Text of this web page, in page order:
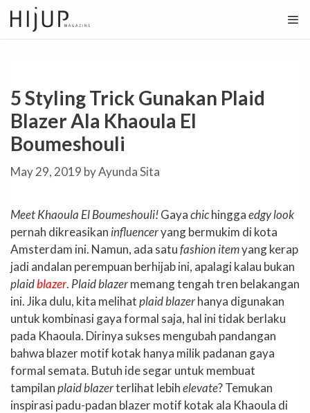
Skip
to
content
5 Styling Trick Gunakan Plaid
Blazer Ala Khaoula El
Boumeshouli
May 29, 2019 byAyunda Sita
Meet Khaoula El Boumeshouli!Gayachichinggaedgy look
pernah dikreasikan influenceryang bermukim di kota
Amsterdam ini. Namun, ada satufashion itemyang kerap
jadi andalan perempuan berhijab ini, apalagi kalau bukan
plaidblazer. Plaid blazermemang tengah tren belakangan
ini. Jika dulu, kita melihatplaid blazerhanya digunakan
untuk kombinasi gaya formal saja, hal ini tidak berlaku
pada Khaoula. Dirinya sukses mengubah pandangan
bahwa blazer motif kotak hanya milik padanan gaya
formal semata. Butuh ide segar untuk membuat
tampilanplaid blazerterlihat lebihelevate? Temukan
inspirasi padu-padan blazer motif kotak ala Khaoula di